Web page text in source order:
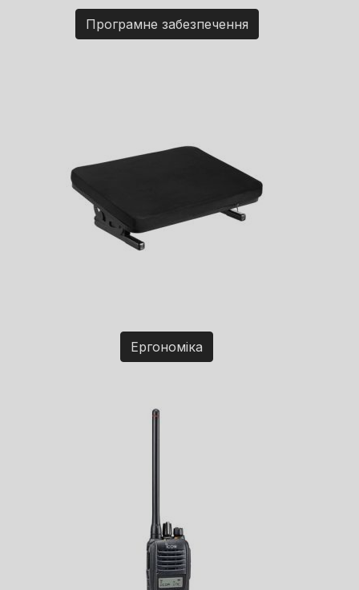
Програмне забезпечення
Ергономіка